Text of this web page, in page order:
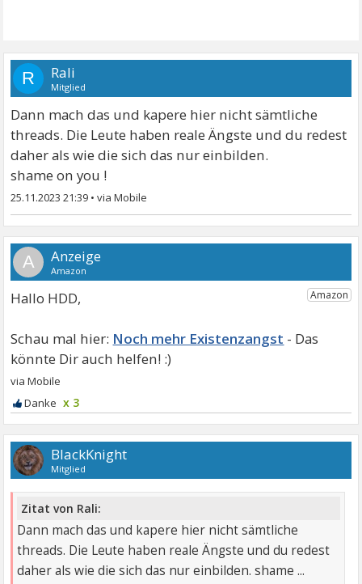
R Rali
Mitglied
Dann mach das und kapere hier nicht sämtliche
threads. Die Leute haben reale Ängste und du redest
daher als wie die sich das nur einbilden.
shame on you !
25.11.2023 21:39 •
A
Hallo HDD,
Noch mehr Existenzangst
x 3
BlackKnight
Mitglied
Zitat von Rali:
Dann mach das und kapere hier nicht sämtliche
threads. Die Leute haben reale Ängste und du redest
daher als wie die sich das nur einbilden. shame ...